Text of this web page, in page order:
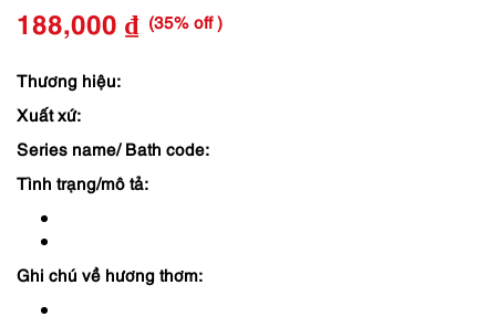
Giá
289,000 ₫.
188,000 ₫
Giá
là:
188,000 ₫.
(35% off )
Thương hiệu:
Xuất xứ:
Series name/ Bath code:
Tình trạng/mô tả:
Ghi chú về hương thơm: